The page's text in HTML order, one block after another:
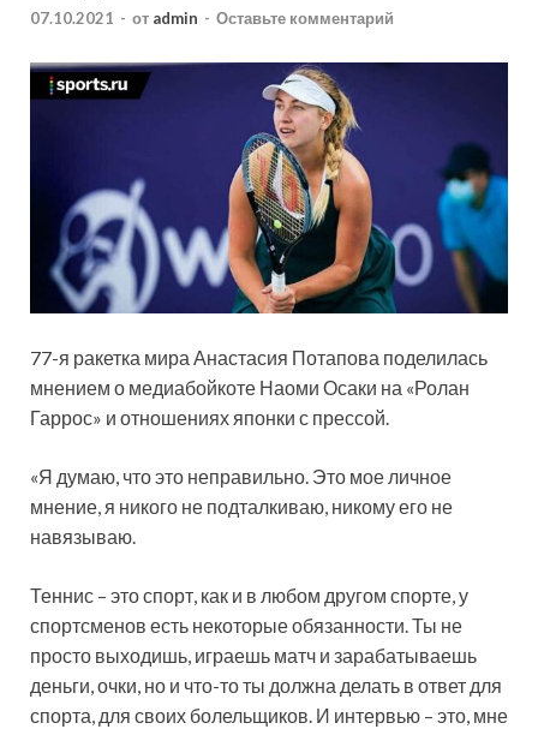
07.10.2021 - от admin - Оставьте комментарий
77-я ракетка мира Анастасия Потапова поделилась
мнением о медиабойкоте Наоми Осаки на «Ролан
Гаррос» и отношениях японки с прессой.
«Я думаю, что это неправильно. Это мое личное
мнение, я никого не подталкиваю, никому его не
навязываю.
Теннис – это спорт, как и в любом другом спорте, у
спортсменов есть некоторые обязанности. Ты не
просто выходишь, играешь матч и зарабатываешь
деньги, очки, но и что-то ты должна делать в ответ для
спорта, для своих болельщиков. И интервью – это, мне